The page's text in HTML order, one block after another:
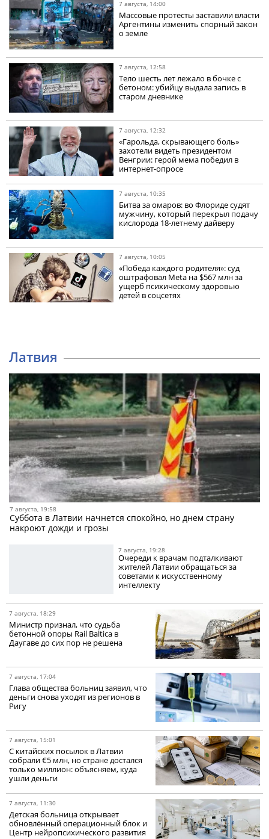
7 августа, 14:00
Массовые протесты заставили власти
Аргентины изменить спорный закон
о земле
7 августа, 12:58
Тело шесть лет лежало в бочке с
бетоном: убийцу выдала запись в
старом дневнике
7 августа, 12:32
«Гарольда, скрывающего боль»
захотели видеть президентом
Венгрии: герой мема победил в
интернет-опросе
7 августа, 10:35
Битва за омаров: во Флориде судят
мужчину, который перекрыл подачу
кислорода 18-летнему дайверу
7 августа, 10:05
«Победа каждого родителя»: суд
оштрафовал Meta на $567 млн за
ущерб психическому здоровью
детей в соцсетях
Латвия
7 августа, 19:58
Суббота в Латвии начнется спокойно, но днем страну
накроют дожди и грозы
7 августа, 19:28
Очереди к врачам подталкивают
жителей Латвии обращаться за
советами к искусственному
интеллекту
7 августа, 18:29
Министр признал, что судьба
бетонной опоры Rail Baltica в
Даугаве до сих пор не решена
7 августа, 17:04
Глава общества больниц заявил, что
деньги снова уходят из регионов в
Ригу
7 августа, 15:01
С китайских посылок в Латвии
собрали €5 млн, но стране достался
только миллион: объясняем, куда
ушли деньги
7 августа, 11:30
Детская больница открывает
обновлённый операционный блок и
Центр нейропсихического развития